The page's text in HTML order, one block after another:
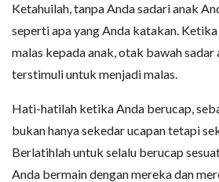
Ketahuilah, tanpa Anda sadari anak
seperti apa yang Anda katakan.
malas kepada anak, otak bawah sadar
terstimuli untuk menjadi malas.
Hati-hatilah ketika Anda berucap,
bukan hanya sekedar ucapan tetapi
Berlatihlah untuk selalu berucap
Anda bermain dengan mereka dan